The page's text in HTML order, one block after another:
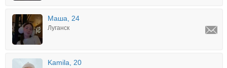
Маша, 24
Луганск
Kamila, 20